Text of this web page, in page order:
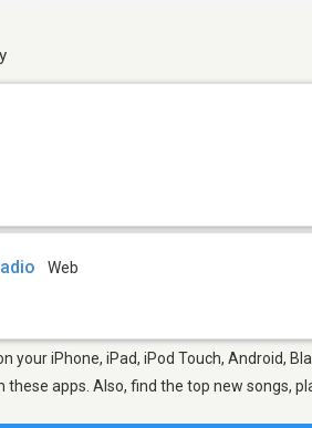
Web
your iPhone, iPad, iPod Touch, Android,
apps. Also, find the top new songs,